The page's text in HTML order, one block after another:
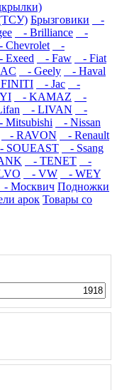
Брызговики
-
- Brilliance
-
Chevrolet
-
Exeed - Faw
- Fiat
- Geely
- Haval
- Jac
-
- KAMAZ
-
- LIVAN
-
Mitsubishi
- Nissan
- RAVON
- Renault
SOUEAST
- Ssang
- TENET
-
- VW
- WEY
- Москвич Подножки
арок Товары со